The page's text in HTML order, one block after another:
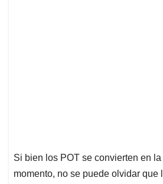
Si bien los POT se convierten en la
momento, no se puede olvidar que